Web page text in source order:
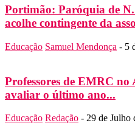
Portimão: Paróquia de
acolhe contingente da
Educação Samuel Mendonça - 5
Professores de EMRC
avaliar o último ano...
Educação Redação - 29 de Julho